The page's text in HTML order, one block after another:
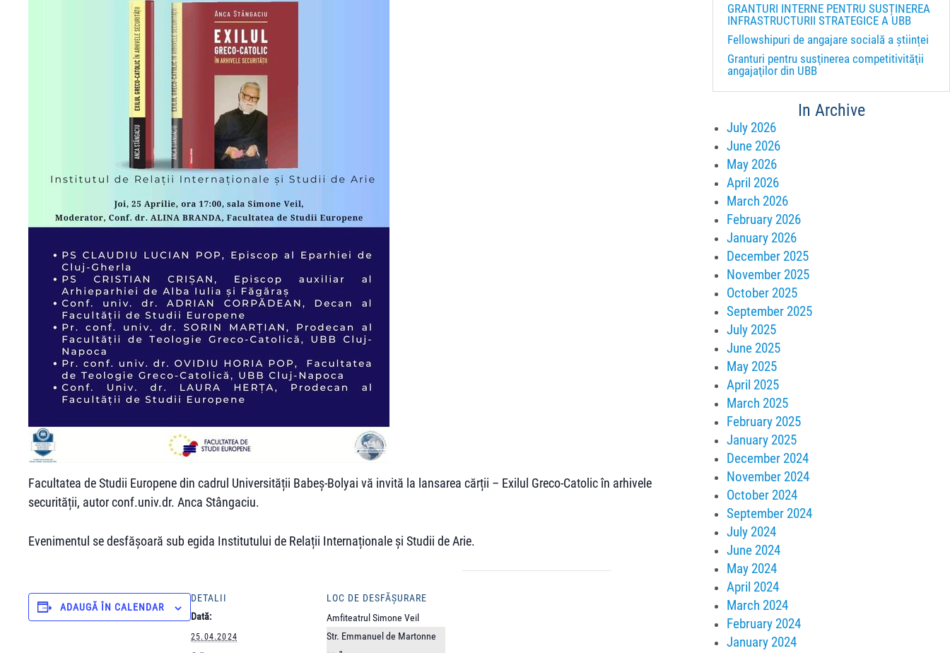
Facultatea de Studii Europene din cadrul Universității Babeș-Bolyai vă invită la lansarea cărții – Exilul Greco-Catolic în arhivele
securității, autor conf.univ.dr. Anca Stângaciu.
Evenimentul se desfășoară sub egida Institutului de Relații Internaționale și Studii de Arie.
ADAUGĂ ÎN CALENDAR
DETALII
Dată:
25.04.2024
LOC DE DESFĂȘURARE
Amfiteatrul Simone Veil
Str. Emmanuel de Martonne
GRANTURI INTERNE PENTRU SUSȚINEREA
INFRASTRUCTURII STRATEGICE A UBB
Fellowshipuri de angajare socială a științei
Granturi pentru susţinerea competitivităţii
angajaţilor din UBB
In Archive
July 2026
June 2026
May 2026
April 2026
March 2026
February 2026
January 2026
December 2025
November 2025
October 2025
September 2025
July 2025
June 2025
May 2025
April 2025
March 2025
February 2025
January 2025
December 2024
November 2024
October 2024
September 2024
July 2024
June 2024
May 2024
April 2024
March 2024
February 2024
January 2024